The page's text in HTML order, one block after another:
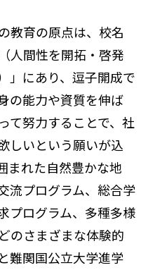
教育の原点は、校名
人間性を開拓・啓発
」にあり、逗子開成で
の能力や資質を伸ば
て努力することで、社
しいという願いが込
まれた自然豊かな地
流プログラム、総合学
プログラム、多種多様
のさまざまな体験的
難関国公立大学進学